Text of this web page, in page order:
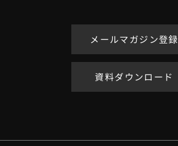
メールマガジン登録
資料ダウンロード